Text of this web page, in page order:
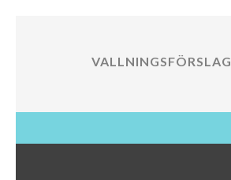
VALLNINGSFÖRSLAG